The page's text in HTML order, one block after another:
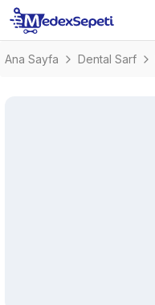
Ana Sayfa Dental Sarf